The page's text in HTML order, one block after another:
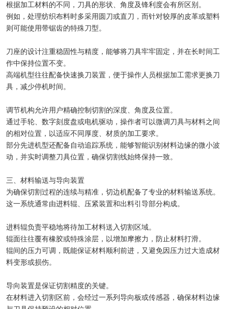
根据加工材料的不同，刀具的形状、角度及锋利度会有所区别。
例如，处理纺织布料时多采用圆刀或直刀，而针对较厚的皮革或塑料
则可能使用带锯齿的特殊刀型。
刀座的设计注重稳固性与精度，能够将刀具牢牢固定，并在长时间工
作中保持位置不变。
高端机型往往配备快速换刀装置，便于操作人员根据加工需求更换刀
具，减少停机时间。
调节机构允许用户精确控制切割的深度、角度及位置。
通过手轮、数字刻度盘或电机驱动，操作者可以微调刀具与材料之间
的相对位置，以适应不同厚度、材质的加工要求。
部分先进机型还配备自动追踪系统，能够智能识别材料边缘的微小波
动，并实时调整刀具位置，确保切割线始终保持一致。
三、材料输送与导向装置
为确保切割过程的连续与精准，切边机配备了专业的材料输送系统。
这一系统通常由进料辊、压紧装置和出料引导部分构成。
进料辊负责平稳地将待加工材料送入切割区域。
辊面往往覆有橡胶或特殊涂层，以增加摩擦力，防止材料打滑。
辊间的压力可调，既能保证材料顺利前进，又避免因压力过大造成材
料变形或损伤。
导向装置是保证切割精度的关键。
在材料进入切割区前，会经过一系列导向板或传感器，确保材料边缘